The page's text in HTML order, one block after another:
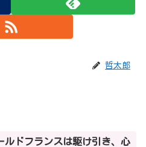
哲太郎
ルドフランスは駆け引き、心